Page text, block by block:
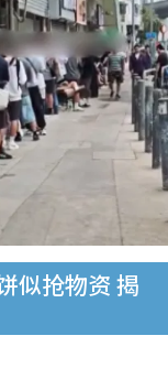
似抢物资 揭